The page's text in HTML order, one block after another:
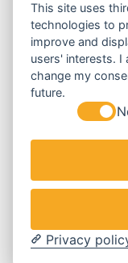
This site uses
technologies to
improve and
users' interests. I
change my
future.
Privacy
BilRess Module
Jugend forscht
Reallabor
Lernspiele
Außerschulische
Ressourcenbildung
Berufliche Bildung
Formate
BilRess-vor-Ort
Webseminare